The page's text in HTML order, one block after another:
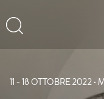
11 - 18 OTTOBRE 2022 •